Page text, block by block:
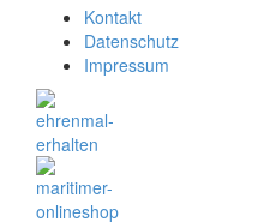
Kontakt
Datenschutz
Impressum